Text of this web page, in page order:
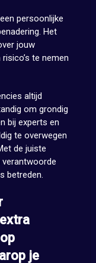
persoonlijke
Het
jouw
te nemen
altijd
om grondig
bij experts en
te overwegen
de juiste
verantwoorde
betreden.
je